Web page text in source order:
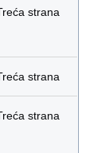
strana
strana
strana